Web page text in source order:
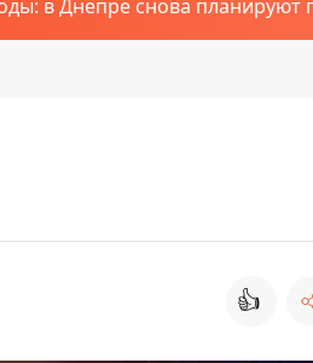
в Днепре снова планируют
👍